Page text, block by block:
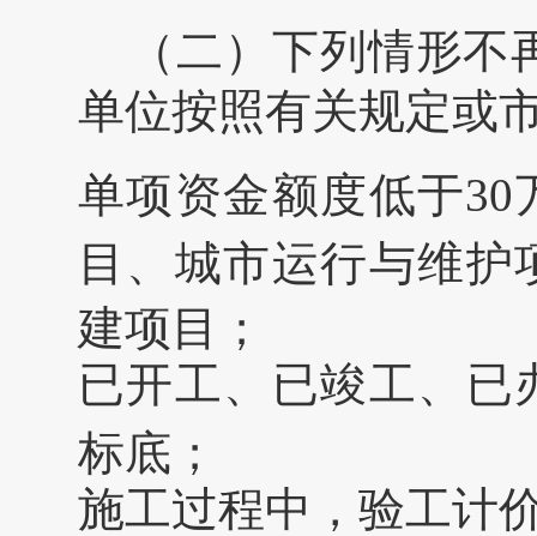
（二）下列情形
单位按照有关规定或
单项资金额度低于30
目、城市运行与维护
建项目；
已开工、已竣工、已
标底；
施工过程中，验工计